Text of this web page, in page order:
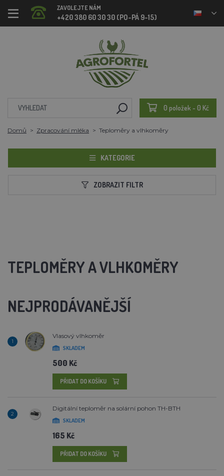
ZAVOLEJTE NÁM
+420 380 60 30 30 (PO-PÁ 9-15)
0 položek - 0 Kč
Domů Zpracování mléka Teploměry a vlhkoměry
KATEGORIE
ZOBRAZIT FILTR
TEPLOMĚRY A VLHKOMĚRY
NEJPRODÁVANĚJŠÍ
1
Vlasový vlhkoměr
SKLADEM
500 Kč
PŘIDAT DO KOŠÍKU
2
Digitální teploměr na solární pohon TH-BTH
SKLADEM
165 Kč
PŘIDAT DO KOŠÍKU